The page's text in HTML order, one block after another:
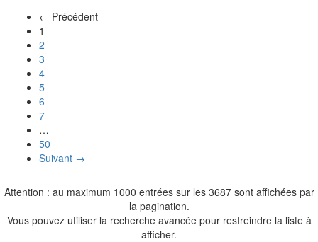
← Précédent
1
2
3
4
5
6
7
…
50
Suivant →
Attention : au maximum 1000 entrées sur les 3687 sont affichées par
la pagination.
Vous pouvez utiliser la recherche avancée pour restreindre la liste à
afficher.